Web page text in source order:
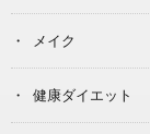
メイク
健康ダイエット